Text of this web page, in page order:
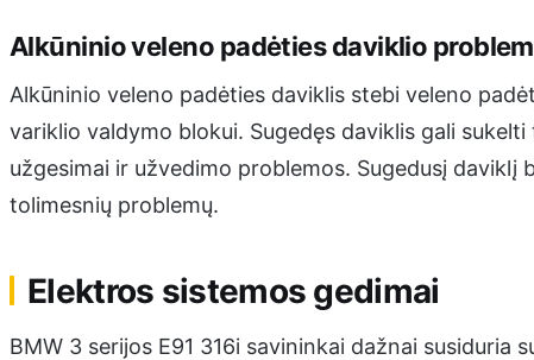
Alkūninio veleno padėties daviklio
Alkūninio veleno padėties daviklis stebi veleno
variklio valdymo blokui. Sugedęs daviklis gali
užgesimai ir užvedimo problemos. Sugedusį
tolimesnių problemų.
Elektros sistemos gedimai
BMW 3 serijos E91 316i savininkai dažnai susiduria